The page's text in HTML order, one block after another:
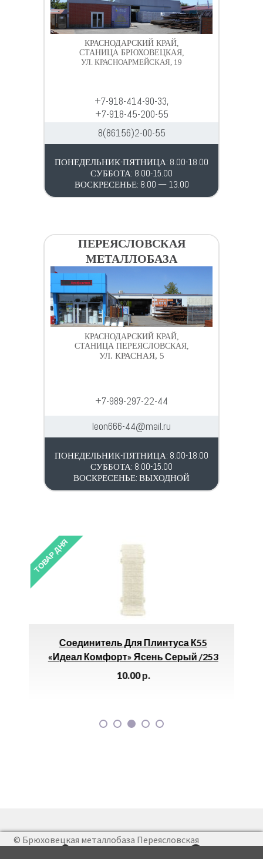
КРАСНОДАРСКИЙ КРАЙ,
СТАНИЦА БРЮХОВЕЦКАЯ,
УЛ. КРАСНОАРМЕЙСКАЯ, 19
+7-918-414-90-33,
+7-918-45-200-55
8(86156)2-00-55
ПОНЕДЕЛЬНИК-ПЯТНИЦА: 8.00-18.00
СУББОТА: 8.00-15.00
ВОСКРЕСЕНЬЕ: 8.00 — 13.00
ПЕРЕЯСЛОВСКАЯ
МЕТАЛЛОБАЗА
КРАСНОДАРСКИЙ КРАЙ,
СТАНИЦА ПЕРЕЯСЛОВСКАЯ,
УЛ. КРАСНАЯ, 5
+7-989-297-22-44
leon666-44@mail.ru
ПОНЕДЕЛЬНИК-ПЯТНИЦА: 8.00-18.00
СУББОТА: 8.00-15.00
ВОСКРЕСЕНЬЕ: ВЫХОДНОЙ
ТОВАР ДНЯ
Соединитель Для Плинтуса К55
«Идеал Комфорт» Ясень Серый /253
10.00р.
© Брюховецкая металлобаза Переясловская